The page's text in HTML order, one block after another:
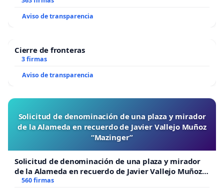
Aviso de transparencia
Cierre de fronteras
3 firmas
Aviso de transparencia
Solicitud de denominación de una plaza y mirador
de la Alameda en recuerdo de Javier Vallejo Muñoz
“Mazinger”
Solicitud de denominación de una plaza y mirador
de la Alameda en recuerdo de Javier Vallejo Muñoz
“Mazinger”
560 firmas